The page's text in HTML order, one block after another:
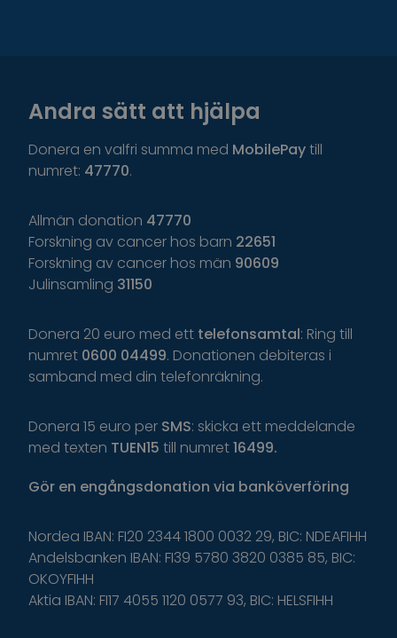
Andra sätt att hjälpa
Donera en valfri summa med MobilePaytill
numret: 47770.
Allmän donation 47770
Forskning av cancer hos barn 22651
Forskning av cancer hos män 90609
Julinsamling 31150
Donera 20 euro med ett telefonsamtal: Ring till
numret 0600 04499. Donationen debiteras i
samband med din telefonräkning.
Donera 15 euro per SMS: skicka ett meddelande
med texten TUEN15 till numret16499.
Gör en engångsdonation via banköverföring
Nordea IBAN: FI20 2344 1800 0032 29, BIC: NDEAFIHH
Andelsbanken IBAN: FI39 5780 3820 0385 85, BIC:
OKOYFIHH
Aktia IBAN: FI17 4055 1120 0577 93, BIC: HELSFIHH